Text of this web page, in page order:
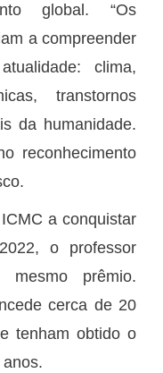
global. “Os
a compreender
clima,
transtornos
da humanidade.
reconhecimento
a conquistar
o professor
prêmio.
cerca de 20
tenham obtido o